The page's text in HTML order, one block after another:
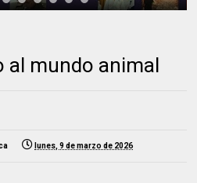
al mundo animal
lunes, 9 de marzo de 2026